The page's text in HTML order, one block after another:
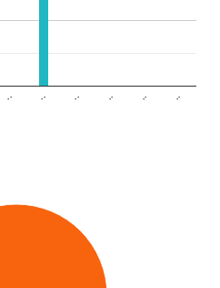
.. .. .. .. .. ..